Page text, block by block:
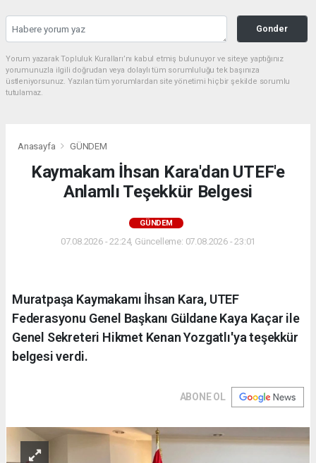
Gonder
Yorum yazarak Topluluk Kuralları’nı kabul etmiş bulunuyor ve siteye yaptığınız
yorumunuzla ilgili doğrudan veya dolaylı tüm sorumluluğu tek başınıza
üstleniyorsunuz. Yazılan tüm yorumlardan site yönetimi hiçbir şekilde sorumlu
tutulamaz.
Anasayfa GÜNDEM
Kaymakam İhsan Kara'dan UTEF'e
Anlamlı Teşekkür Belgesi
GÜNDEM
07.08.2026 - 22:24, Güncelleme: 07.08.2026 - 23:01
Muratpaşa Kaymakamı İhsan Kara, UTEF
Federasyonu Genel Başkanı Güldane Kaya Kaçar ile
Genel Sekreteri Hikmet Kenan Yozgatlı'ya teşekkür
belgesi verdi.
ABONE OL